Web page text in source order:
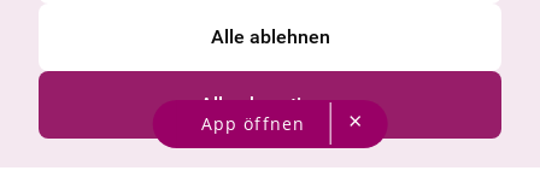
Alle ablehnen
Alle akzeptieren